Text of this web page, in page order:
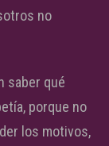
no
saber qué
porque no
los motivos,